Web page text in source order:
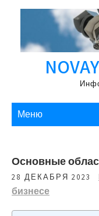
Перейти
содержимому
Меню
Основные
28 ДЕКАБРЯ 2023
бизнесе